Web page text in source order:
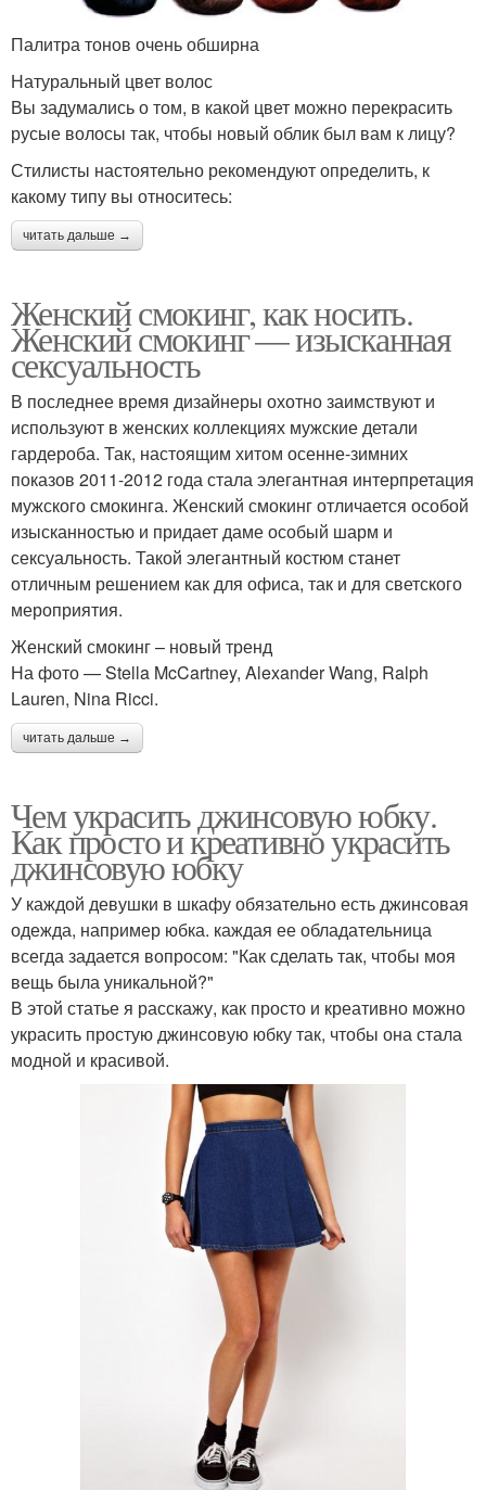
Палитра тонов очень обширна
Натуральный цвет волос
Вы задумались о том, в какой цвет можно перекрасить
русые волосы так, чтобы новый облик был вам к лицу?
Стилисты настоятельно рекомендуют определить, к
какому типу вы относитесь:
читать дальше →
Женский смокинг, как носить.
Женский смокинг — изысканная
сексуальность
В последнее время дизайнеры охотно заимствуют и
используют в женских коллекциях мужские детали
гардероба. Так, настоящим хитом осенне-зимних
показов 2011-2012 года стала элегантная интерпретация
мужского смокинга. Женский смокинг отличается особой
изысканностью и придает даме особый шарм и
сексуальность. Такой элегантный костюм станет
отличным решением как для офиса, так и для светского
мероприятия.
Женский смокинг – новый тренд
На фото — Stella McCartney, Alexander Wang, Ralph
Lauren, Nina Ricci.
читать дальше →
Чем украсить джинсовую юбку.
Как просто и креативно украсить
джинсовую юбку
У каждой девушки в шкафу обязательно есть джинсовая
одежда, например юбка. каждая ее обладательница
всегда задается вопросом: "Как сделать так, чтобы моя
вещь была уникальной?"
В этой статье я расскажу, как просто и креативно можно
украсить простую джинсовую юбку так, чтобы она стала
модной и красивой.